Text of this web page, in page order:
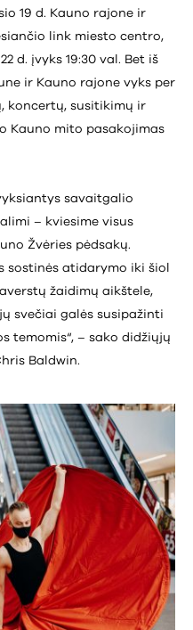
19 d. Kauno rajone ir
link miesto centro,
d. įvyks 19:30 val. Bet iš
ir Kauno rajone vyks per
koncertų, susitikimų ir
Kauno mito pasakojimas
savaitgalio
– kviesime visus
Žvėries pėdsakų.
sostinės atidarymo iki šiol
žaidimų aikštele,
svečiai galės susipažinti
temomis“, – sako didžiųjų
Baldwin.